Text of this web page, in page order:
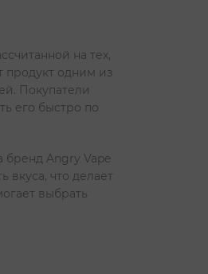
на тех,
продукт одним из
Покупатели
его быстро по
бренд Angry Vape
вкуса, что делает
выбрать